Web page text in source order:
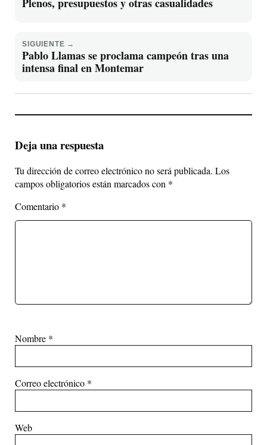
SIGUIENTE →
Pablo Llamas se proclama campeón tras una
intensa final en Montemar
Deja una respuesta
Tu dirección de correo electrónico no será publicada. Los
campos obligatorios están marcados con *
Comentario *
Nombre *
Correo electrónico *
Web